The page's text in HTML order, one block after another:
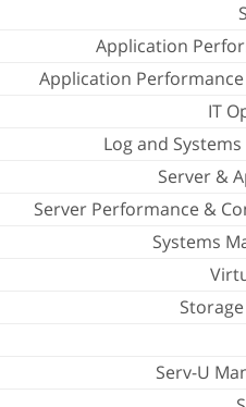
Application
Application
IT
Log and
Server &
Server Performance &
Systems
Serv-U